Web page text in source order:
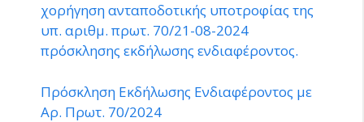
χορήγηση ανταποδοτικής υποτροφίας της
υπ. αριθμ. πρωτ. 70/21-08-2024
πρόσκλησης εκδήλωσης ενδιαφέροντος.
Πρόσκληση Εκδήλωσης Ενδιαφέροντος με
Αρ. Πρωτ. 70/2024